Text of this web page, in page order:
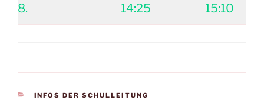
8. 14:25 15:10
KATEGORIEN
INFOS DER SCHULLEITUNG